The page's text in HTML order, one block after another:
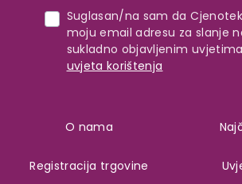
Suglasan/na sam da
moju email adresu za slanje
sukladno objavljenim
uvjeta korištenja
O nama
Registracija trgovine